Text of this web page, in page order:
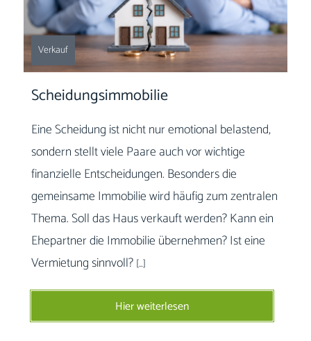
Verkauf
Scheidungsimmobilie
Eine Scheidung ist nicht nur emotional belastend,
sondern stellt viele Paare auch vor wichtige
finanzielle Entscheidungen. Besonders die
gemeinsame Immobilie wird häufig zum zentralen
Thema. Soll das Haus verkauft werden? Kann ein
Ehepartner die Immobilie übernehmen? Ist eine
Vermietung sinnvoll? […]
Hier weiterlesen